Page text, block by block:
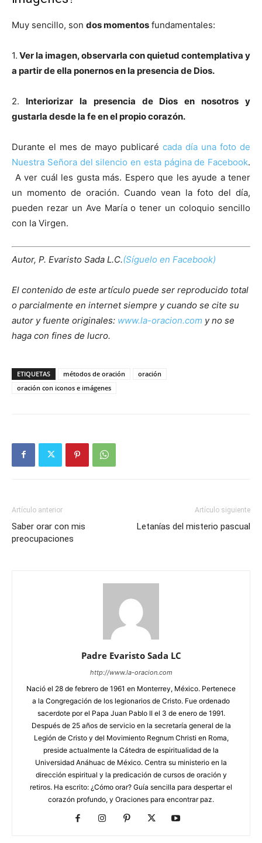
Muy sencillo, son dos momentos fundamentales:
1. Ver la imagen, observarla con quietud contemplativa y
a partir de ella ponernos en la presencia de Dios.
2. Interiorizar la presencia de Dios en nosotros y
gustarla desde la fe en el propio corazón.
Durante el mes de mayo publicaré cada día una foto de
Nuestra Señora del silencio en esta página de Facebook.
A ver cuál les gusta más. Espero que les ayude a tener
un momento de oración. Cuando vean la foto del día,
pueden rezar un Ave María o tener un coloquio sencillo
con la Virgen.
Autor, P. Evaristo Sada L.C.(Síguelo en Facebook)
El contenido de este artículo puede ser reproducido total
o parcialmente en internet siempre y cuando se cite su
autor y fuente originales: www.la-oracion.com y no se
haga con fines de lucro.
ETIQUETAS métodos de oración
oración
oración con iconos e imágenes
Artículo anterior
Saber orar con mis
preocupaciones
Artículo siguiente
Letanías del misterio pascual
Padre Evaristo Sada LC
http://www.la-oracion.com
Nació el 28 de febrero de 1961 en Monterrey, México. Pertenece
a la Congregación de los legionarios de Cristo. Fue ordenado
sacerdote por el Papa Juan Pablo II el 3 de enero de 1991.
Después de 25 años de servicio en la secretaría general de la
Legión de Cristo y del Movimiento Regnum Christi en Roma,
preside actualmente la Cátedra de espiritualidad de la
Universidad Anáhuac de México. Centra su ministerio en la
dirección espiritual y la predicación de cursos de oración y
retiros. Ha escrito: ¿Cómo orar? Guía sencilla para despertar el
corazón profundo, y Oraciones para encontrar paz.